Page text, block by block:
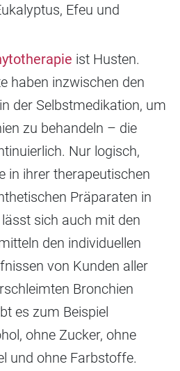
Efeu und
ist Husten.
haben inzwischen den
der Selbstmedikation, um
zu behandeln – die
Nur logisch,
in ihrer therapeutischen
Präparaten in
sich auch mit den
den individuellen
von Kunden aller
Bronchien
es zum Beispiel
ohne Zucker, ohne
und ohne Farbstoffe.